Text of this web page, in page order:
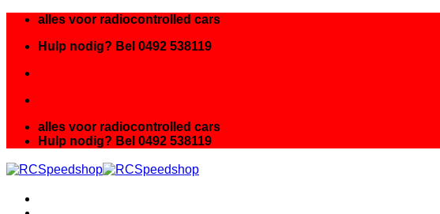
inhoud
alles voor radiocontrolled cars
Hulp nodig? Bel 0492 538119
alles voor radiocontrolled cars
Hulp nodig? Bel 0492 538119